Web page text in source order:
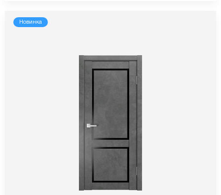
Новинка